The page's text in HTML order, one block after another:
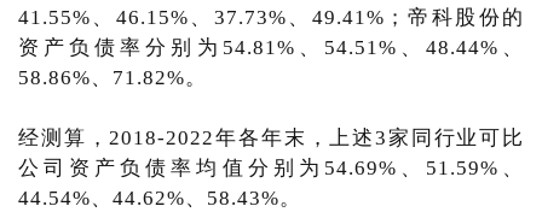
41.55%、46.15%、37.73%、49.41%；帝科股份的
资产负债率分别为54.81%、54.51%、48.44%、
58.86%、71.82%。
经测算，2018-2022年各年末，上述3家同行业可比
公司资产负债率均值分别为54.69%、51.59%、
44.54%、44.62%、58.43%。